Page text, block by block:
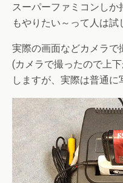
スーパーファミコンし
もやりたい～って人は
実際の画面などカメラで
(カメラで撮ったので上
しますが、実際は普通に